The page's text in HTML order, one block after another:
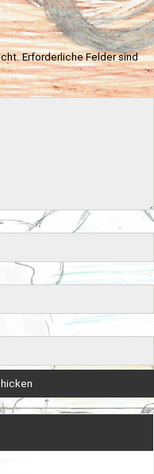
Erforderliche Felder sind